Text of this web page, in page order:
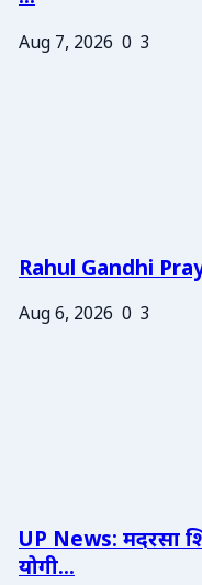
Aug 7, 2026 0 3
Rahul Gandhi
Aug 6, 2026 0 3
UP News: मदरसा
योगी...